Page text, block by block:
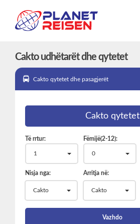
Cakto udhëtarët dhe qytetet
Cakto qytetet dhe pasagjerët
Cakto qytetet
Të rrtur: Fëmijë(2-12):
1 0
Nisja nga: Arritja në:
Cakto Cakto
Vazhdo